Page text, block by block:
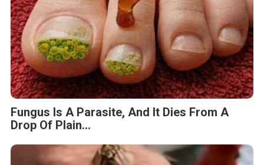
Fungus Is A Parasite, And It Dies From A
Drop Of Plain...